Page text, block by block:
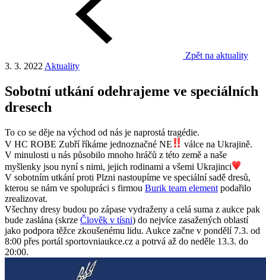
Zpět na aktuality
3. 3. 2022 Aktuality
Sobotní utkání odehrajeme ve speciálních
dresech
To co se děje na východ od nás je naprostá tragédie.
V HC ROBE Zubří říkáme jednoznačné NE
válce na Ukrajině.
V minulosti u nás působilo mnoho hráčů z této země a naše
myšlenky jsou nyní s nimi, jejich rodinami a všemi Ukrajinci
V sobotním utkání proti Plzni nastoupíme ve speciální sadě dresů,
kterou se nám ve spolupráci s firmou Burik team element podařilo
zrealizovat.
Všechny dresy budou po zápase vydraženy a celá suma z aukce pak
bude zaslána (skrze Člověk v tísni) do nejvíce zasažených oblastí
jako podpora těžce zkoušenému lidu. Aukce začne v pondělí 7.3. od
8:00 přes portál sportovniaukce.cz a potrvá až do neděle 13.3. do
20:00.